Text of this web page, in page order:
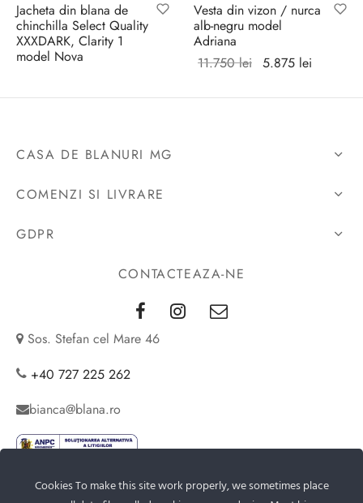
Jacheta din blana de
chinchilla Select Quality
XXXDARK, Clarity 1
model Nova
opțiunile
Vesta din vizon / nurca
alb-negru model
Adriana
11.750lei Prețul
fost:
5.875 lei
este:
opțiunile
CASA DE BLANURI MG
COMENZI SI LIVRARE
GDPR
CONTACTEAZA-NE
Sos. Stefan cel Mare 46
+40 727 225 262
bianca@blana.ro
Cookies To make this site work properly, we sometimes place